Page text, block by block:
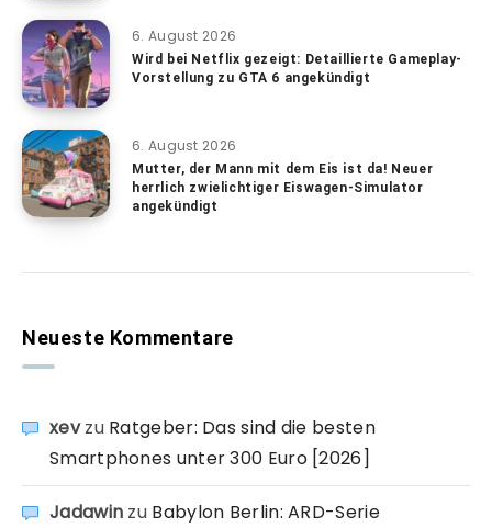
6. August 2026
Wird bei Netflix gezeigt: Detaillierte Gameplay-
Vorstellung zu GTA 6 angekündigt
6. August 2026
Mutter, der Mann mit dem Eis ist da! Neuer
herrlich zwielichtiger Eiswagen-Simulator
angekündigt
Neueste Kommentare
xevzu Ratgeber: Das sind die besten
Smartphones unter 300 Euro [2026]
Jadawin zu Babylon Berlin: ARD-Serie